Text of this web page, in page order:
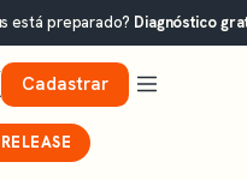
está preparado? Diagnóstico
Cadastrar